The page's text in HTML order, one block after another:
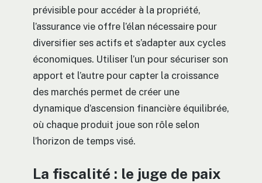
prévisible pour accéder à la propriété,
l’assurance vie offre l’élan nécessaire pour
diversifier ses actifs et s’adapter aux cycles
économiques. Utiliser l’un pour sécuriser son
apport et l’autre pour capter la croissance
des marchés permet de créer une
dynamique d’ascension financière équilibrée,
où chaque produit joue son rôle selon
l’horizon de temps visé.
La fiscalité : le juge de paix